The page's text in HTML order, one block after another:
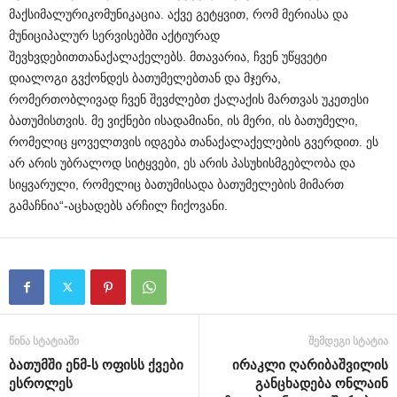
მაქსიმალურიკომუნიკაცია აქვე გეტყვით რომ მერიასა და
მუნიციპალურ სერვისებში აქტიურად
შევხვდებითთანაქალაქელებს მთავარია ჩვენ უწყვეტი
დიალოგი გვქონდეს ბათუმელებთან და მჯერა
რომერთობლივად ჩვენ შევძლებთ ქალაქის მართვას უკეთესი
ბათუმისთვის მე ვიქნები ისადამიანი ის მერი ის ბათუმელი
რომელიც ყოველთვის იდგება თანაქალაქელების გვერდით ეს
არ არის უბრალოდ სიტყვები ეს არის პასუხისმგებლობა და
სიყვარული რომელიც ბათუმისადა ბათუმელების მიმართ
გამაჩნია“-აცხადებს არჩილ ჩიქოვანი
წინა სტატიაში
ბათუმში ენმ-ს ოფისს ქვები
ესროლეს
შემდეგი სტატია
ირაკლი ღარიბაშვილის
განცხადება ონლაინ